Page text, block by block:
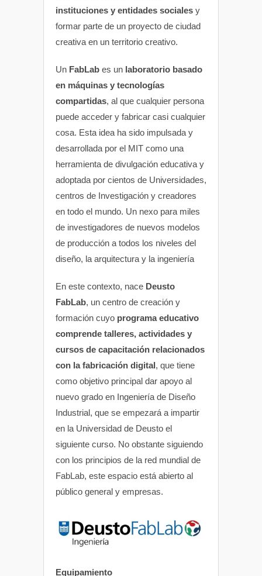
instituciones y entidades sociales y
formar parte de un proyecto de ciudad
creativa en un territorio creativo.
Un FabLab es un laboratorio basado
en máquinas y tecnologías
compartidas, al que cualquier persona
puede acceder y fabricar casi cualquier
cosa. Esta idea ha sido impulsada y
desarrollada por el MIT como una
herramienta de divulgación educativa y
adoptada por cientos de Universidades,
centros de Investigación y creadores
en todo el mundo. Un nexo para miles
de investigadores de nuevos modelos
de producción a todos los niveles del
diseño, la arquitectura y la ingeniería
En este contexto, nace Deusto
FabLab, un centro de creación y
formación cuyo programa educativo
comprende talleres, actividades y
cursos de capacitación relacionados
con la fabricación digital, que tiene
como objetivo principal dar apoyo al
nuevo grado en Ingeniería de Diseño
Industrial, que se empezará a impartir
en la Universidad de Deusto el
siguiente curso. No obstante siguiendo
con los principios de la red mundial de
FabLab, este espacio está abierto al
público general y empresas.
Equipamiento